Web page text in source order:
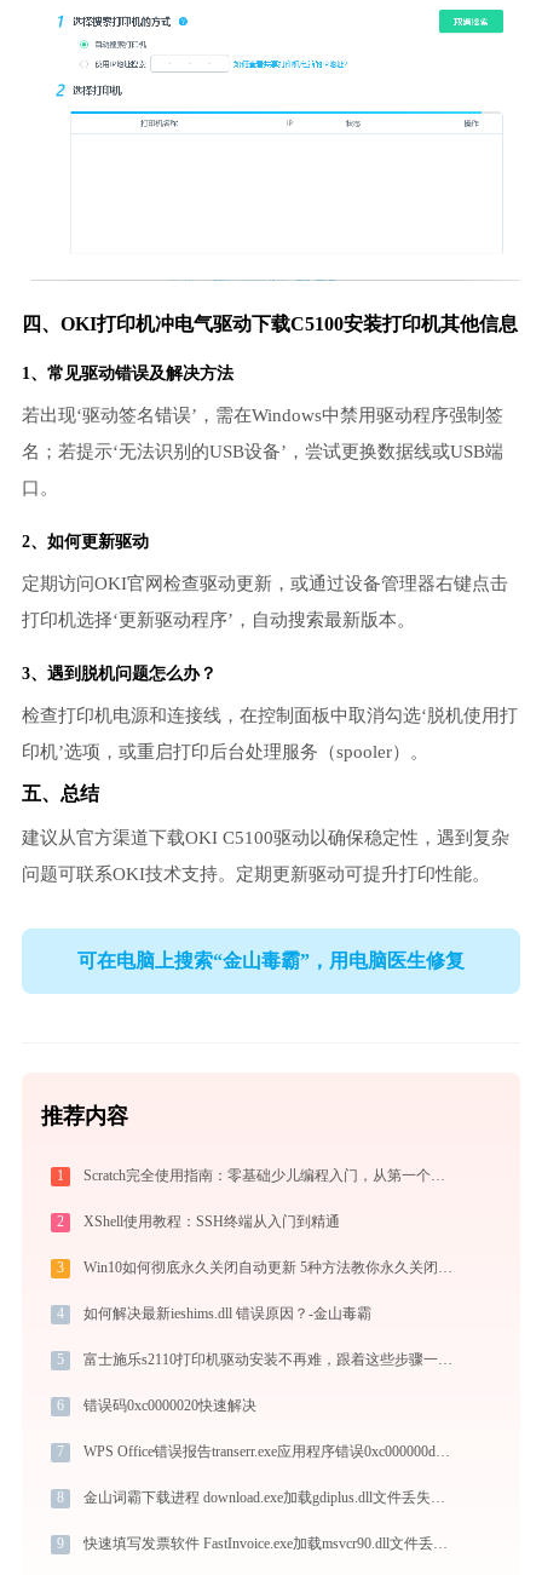
四、OKI打印机冲电气驱动下载C5100安装打印机其他信息
1、常见驱动错误及解决方法
若出现‘驱动签名错误’，需在Windows中禁用驱动程序强制签
名；若提示‘无法识别的USB设备’，尝试更换数据线或USB端
口。
2、如何更新驱动
定期访问OKI官网检查驱动更新，或通过设备管理器右键点击
打印机选择‘更新驱动程序’，自动搜索最新版本。
3、遇到脱机问题怎么办？
检查打印机电源和连接线，在控制面板中取消勾选‘脱机使用打
印机’选项，或重启打印后台处理服务（spooler）。
五、总结
建议从官方渠道下载OKI C5100驱动以确保稳定性，遇到复杂
问题可联系OKI技术支持。定期更新驱动可提升打印性能。
可在电脑上搜索“金山毒霸”，用电脑医生修复
推荐内容
1 Scratch完全使用指南：零基础少儿编程入门，从第一个作品到独立创作（2026最新）
2 XShell使用教程：SSH终端从入门到精通
3 Win10如何彻底永久关闭自动更新 5种方法教你永久关闭win10自动更新
4 如何解决最新ieshims.dll 错误原因？-金山毒霸
5 富士施乐s2110打印机驱动安装不再难，跟着这些步骤一学就会
6 错误码0xc0000020快速解决
7 WPS Office错误报告transerr.exe应用程序错误0xc000000d解决方法
8 金山词霸下载进程 download.exe加载gdiplus.dll文件丢失处理办法
9 快速填写发票软件 FastInvoice.exe加载msvcr90.dll文件丢失处理办法